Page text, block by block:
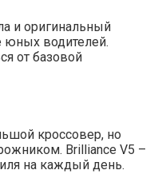
и оригинальный
юных водителей.
от базовой
кроссовер, но
Brilliance V5 –
на каждый день.